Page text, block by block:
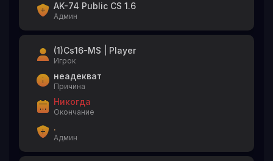
AK-74 Public CS 1.6
Админ
(1)Cs16-MS | Player
Игрок
неадекват
Причина
Никогда
Окончание
.
Админ